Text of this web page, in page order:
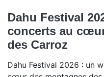
Dahu Festival
concerts au
des Carroz
Dahu Festival 2026 : un